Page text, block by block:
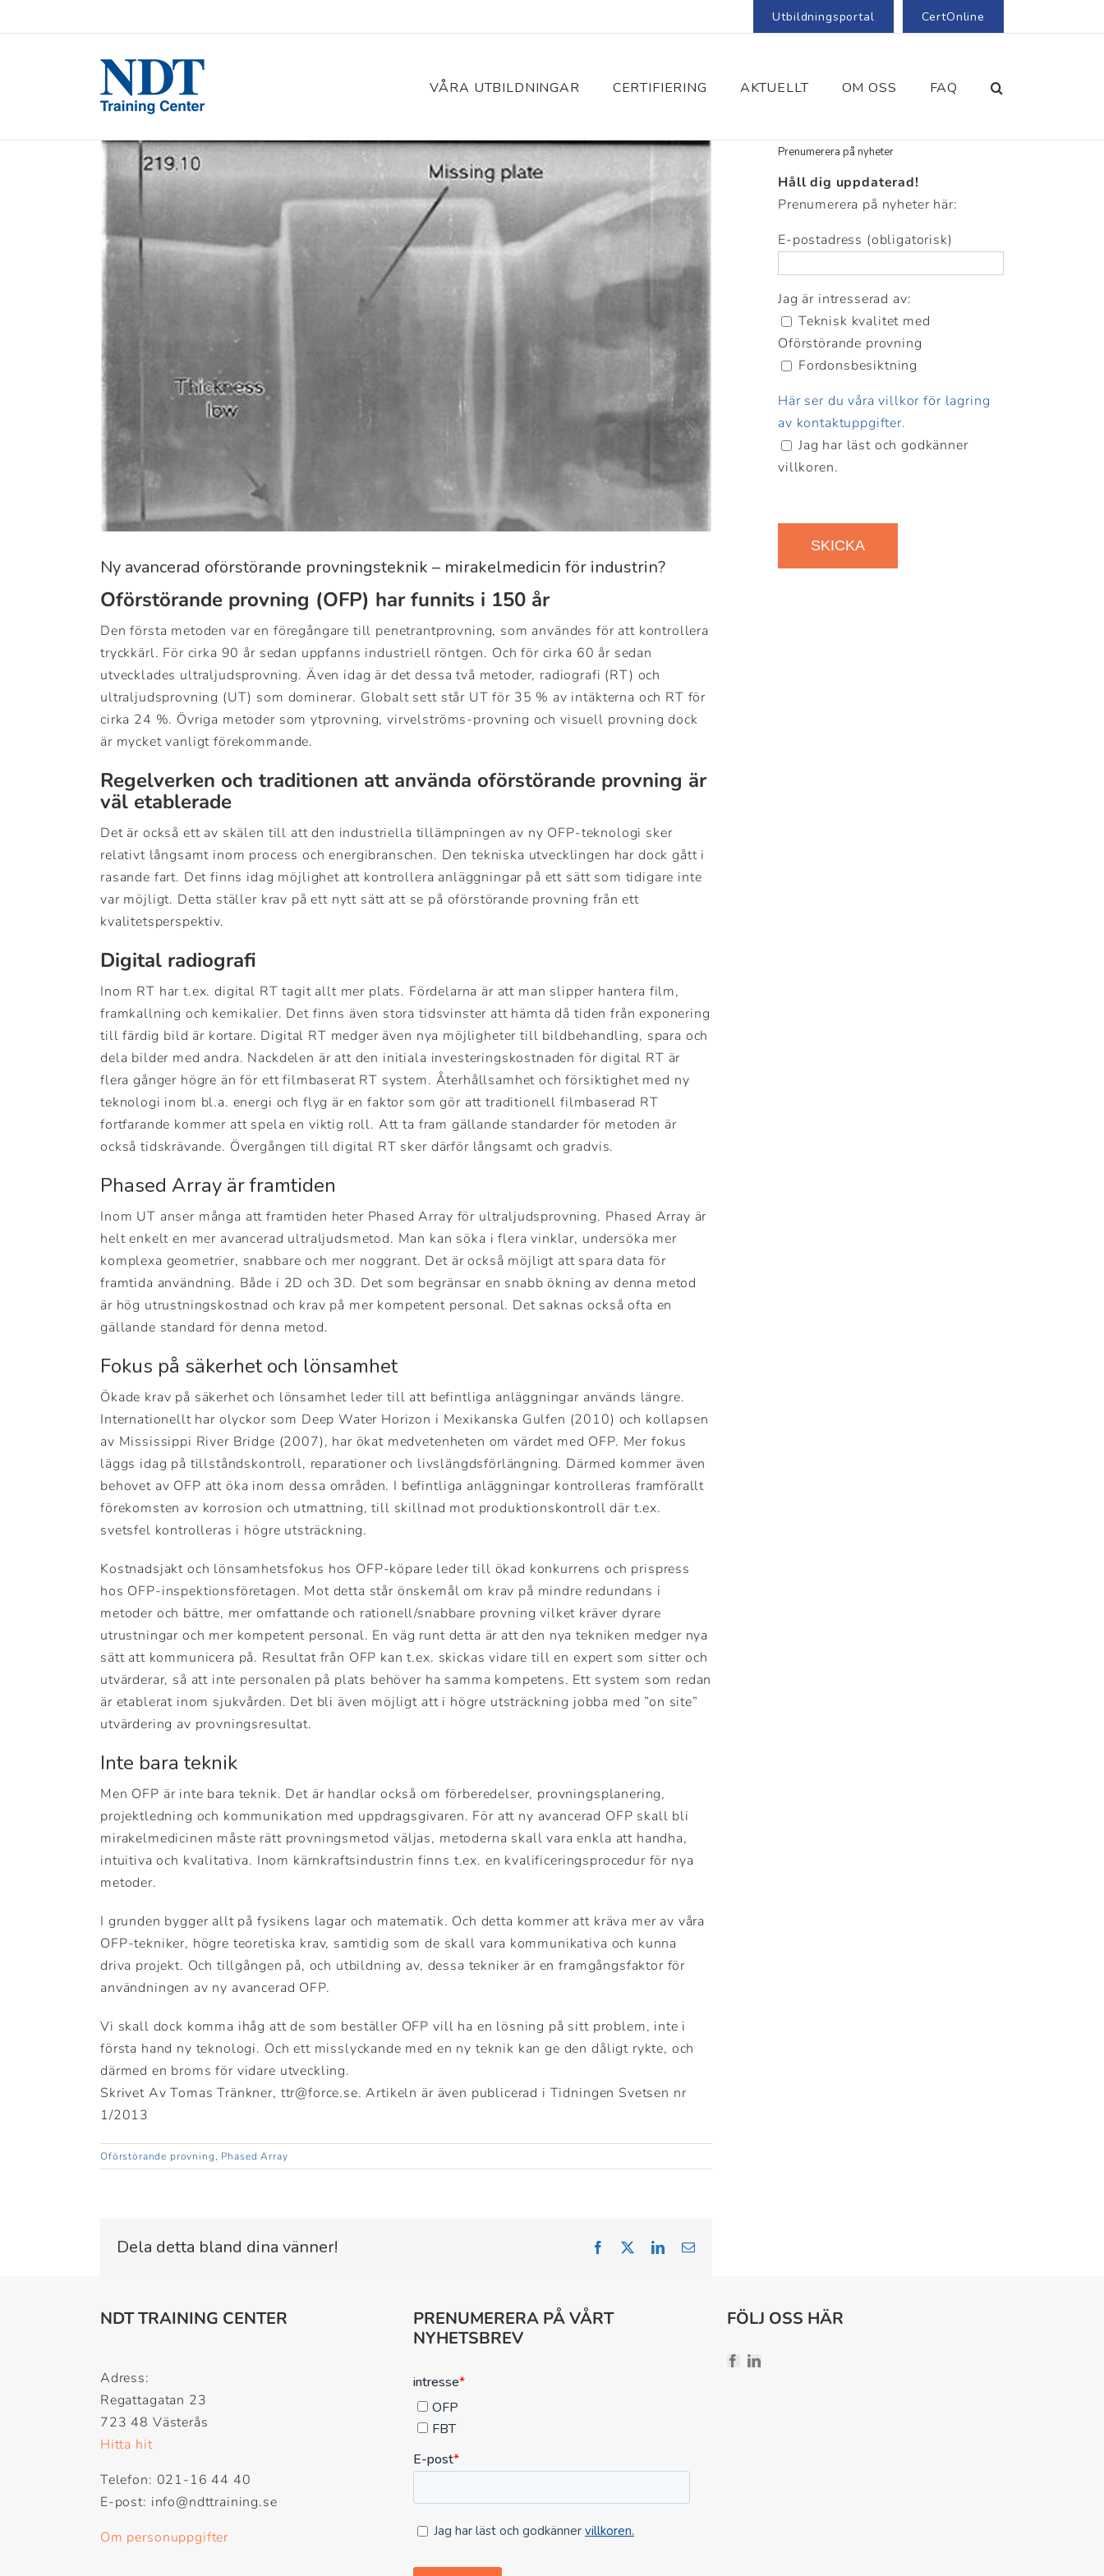
Utbildningsportal CertOnline
VÅRA UTBILDNINGAR CERTIFIERING AKTUELLT OM OSS FAQ
View
Ny avancerad oförstörande provningsteknik – mirakelmedicin för industrin?
Oförstörande provning (OFP) har funnits i 150 år
Den första metoden var en föregångare till penetrantprovning, som användes för att kontrollera
tryckkärl. För cirka 90 år sedan uppfanns industriell röntgen. Och för cirka 60 år sedan
utvecklades ultraljudsprovning. Även idag är det dessa två metoder, radiografi (RT) och
ultraljudsprovning (UT) som dominerar. Globalt sett står UT för 35 % av intäkterna och RT för
cirka 24 %. Övriga metoder som ytprovning, virvelströms-provning och visuell provning dock
är mycket vanligt förekommande.
Regelverken och traditionen att använda oförstörande provning är
väl etablerade
Det är också ett av skälen till att den industriella tillämpningen av ny OFP-teknologi sker
relativt långsamt inom process och energibranschen. Den tekniska utvecklingen har dock gått i
rasande fart. Det finns idag möjlighet att kontrollera anläggningar på ett sätt som tidigare inte
var möjligt. Detta ställer krav på ett nytt sätt att se på oförstörande provning från ett
kvalitetsperspektiv.
Digital radiografi
Inom RT har t.ex. digital RT tagit allt mer plats. Fördelarna är att man slipper hantera film,
framkallning och kemikalier. Det finns även stora tidsvinster att hämta då tiden från exponering
till färdig bild är kortare. Digital RT medger även nya möjligheter till bildbehandling, spara och
dela bilder med andra. Nackdelen är att den initiala investeringskostnaden för digital RT är
flera gånger högre än för ett filmbaserat RT system. Återhållsamhet och försiktighet med ny
teknologi inom bl.a. energi och flyg är en faktor som gör att traditionell filmbaserad RT
fortfarande kommer att spela en viktig roll. Att ta fram gällande standarder för metoden är
också tidskrävande. Övergången till digital RT sker därför långsamt och gradvis.
Phased Array är framtiden
Inom UT anser många att framtiden heter Phased Array för ultraljudsprovning. Phased Array är
helt enkelt en mer avancerad ultraljudsmetod. Man kan söka i flera vinklar, undersöka mer
komplexa geometrier, snabbare och mer noggrant. Det är också möjligt att spara data för
framtida användning. Både i 2D och 3D. Det som begränsar en snabb ökning av denna metod
är hög utrustningskostnad och krav på mer kompetent personal. Det saknas också ofta en
gällande standard för denna metod.
Fokus på säkerhet och lönsamhet
Ökade krav på säkerhet och lönsamhet leder till att befintliga anläggningar används längre.
Internationellt har olyckor som Deep Water Horizon i Mexikanska Gulfen (2010) och kollapsen
av Mississippi River Bridge (2007), har ökat medvetenheten om värdet med OFP. Mer fokus
läggs idag på tillståndskontroll, reparationer och livslängdsförlängning. Därmed kommer även
behovet av OFP att öka inom dessa områden. I befintliga anläggningar kontrolleras framförallt
förekomsten av korrosion och utmattning, till skillnad mot produktionskontroll där t.ex.
svetsfel kontrolleras i högre utsträckning.
Kostnadsjakt och lönsamhetsfokus hos OFP-köpare leder till ökad konkurrens och prispress
hos OFP-inspektionsföretagen. Mot detta står önskemål om krav på mindre redundans i
metoder och bättre, mer omfattande och rationell/snabbare provning vilket kräver dyrare
utrustningar och mer kompetent personal. En väg runt detta är att den nya tekniken medger nya
sätt att kommunicera på. Resultat från OFP kan t.ex. skickas vidare till en expert som sitter och
utvärderar, så att inte personalen på plats behöver ha samma kompetens. Ett system som redan
är etablerat inom sjukvården. Det bli även möjligt att i högre utsträckning jobba med ”on site”
utvärdering av provningsresultat.
Inte bara teknik
Men OFP är inte bara teknik. Det är handlar också om förberedelser, provningsplanering,
projektledning och kommunikation med uppdragsgivaren. För att ny avancerad OFP skall bli
mirakelmedicinen måste rätt provningsmetod väljas, metoderna skall vara enkla att handha,
intuitiva och kvalitativa. Inom kärnkraftsindustrin finns t.ex. en kvalificeringsprocedur för nya
metoder.
I grunden bygger allt på fysikens lagar och matematik. Och detta kommer att kräva mer av våra
OFP-tekniker, högre teoretiska krav, samtidig som de skall vara kommunikativa och kunna
driva projekt. Och tillgången på, och utbildning av, dessa tekniker är en framgångsfaktor för
användningen av ny avancerad OFP.
Vi skall dock komma ihåg att de som beställer OFP vill ha en lösning på sitt problem, inte i
första hand ny teknologi. Och ett misslyckande med en ny teknik kan ge den dåligt rykte, och
därmed en broms för vidare utveckling.
Skrivet Av Tomas Tränkner, ttr@force.se. Artikeln är även publicerad i Tidningen Svetsen nr
1/2013
Oförstörande provning, Phased Array
Dela detta bland dina vänner! Facebook LinkedIn
Prenumerera på nyheter
Håll dig uppdaterad!
Prenumerera på nyheter här:
E-postadress (obligatorisk)
Jag är intresserad av:
Teknisk kvalitet med
Oförstörande provning
Fordonsbesiktning
Här ser du våra villkor för lagring
av kontaktuppgifter.
Jag har läst och godkänner
villkoren.
NDT TRAINING CENTER
Adress:
Regattagatan 23
723 48 Västerås
Hitta hit
Telefon: 021-16 44 40
E-post: info@ndttraining.se
Om personuppgifter
PRENUMERERA PÅ VÅRT
NYHETSBREV
FÖLJ OSS HÄR